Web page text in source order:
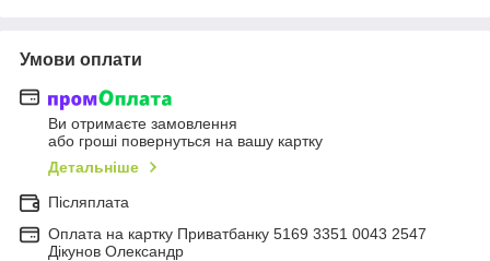
Умови оплати
Ви отримаєте замовлення
або гроші повернуться на вашу картку
Детальніше
Післяплата
Оплата на картку Приватбанку 5169 3351 0043 2547
Дікунов Олександр